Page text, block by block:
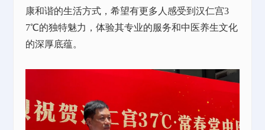
康和谐的生活方式，希望有更多人感受到汉仁宫3
7℃的独特魅力，体验其专业的服务和中医养生文化
的深厚底蕴。